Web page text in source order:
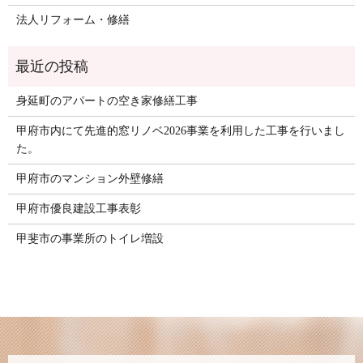
法人リフォーム・修繕
身延町のアパートの空き家修繕工事
甲府市内にて先進的窓リノベ2026事業を利用した工事を行いまし
た。
甲府市のマンション外壁修繕
甲府市優良建設工事表彰
甲斐市の事業所のトイレ増設